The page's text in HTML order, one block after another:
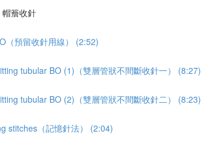
簷收針
（預留收針用線） (2:52)
tubular BO (1)（雙層管狀不間斷收針一） (8:27)
tubular BO (2)（雙層管狀不間斷收針二） (8:23)
stitches（記憶針法） (2:04)